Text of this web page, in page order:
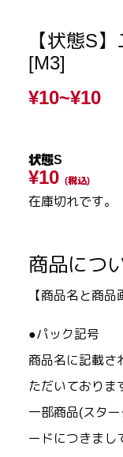
【状態S
[M3]
¥10~¥10
状態S
¥10 (税込)
在庫切れです。
商品につ
【商品名と商品
●パック記号
商品名に記載さ
ただいておりま
一部商品(スタ
ードにつきまし